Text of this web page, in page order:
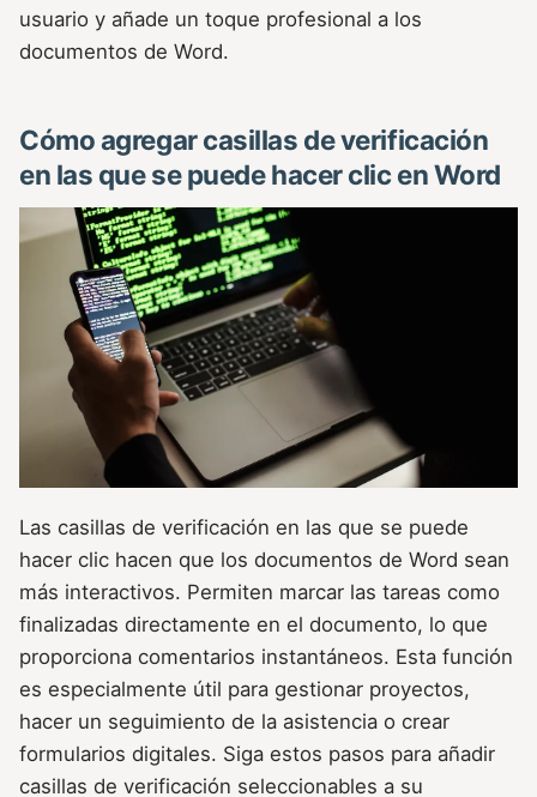
usuario y añade un toque profesional a los
documentos de Word.
Cómo agregar casillas de verificación
en las que se puede hacer clic en Word
Las casillas de verificación en las que se puede
hacer clic hacen que los documentos de Word sean
más interactivos. Permiten marcar las tareas como
finalizadas directamente en el documento, lo que
proporciona comentarios instantáneos. Esta función
es especialmente útil para gestionar proyectos,
hacer un seguimiento de la asistencia o crear
formularios digitales. Siga estos pasos para añadir
casillas de verificación seleccionables a su